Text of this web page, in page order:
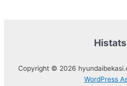
Histats
Copyright © 2026
WordPress